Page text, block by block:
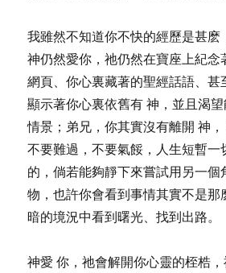
我雖然不知道你不快的經歷是甚麽
神仍然愛你，祂仍然在寶座上紀念
網頁、你心裏藏著的聖經話語、甚
顯示著你心裏依舊有 神，並且渴
情景；弟兄，你其實沒有離開 神，
不要難過，不要氣餒，人生短暫一
的，倘若能夠靜下來嘗試用另一個
物，也許你會看到事情其實不是那
暗的境況中看到曙光、找到出路。
神愛 你，祂會解開你心靈的桎梏